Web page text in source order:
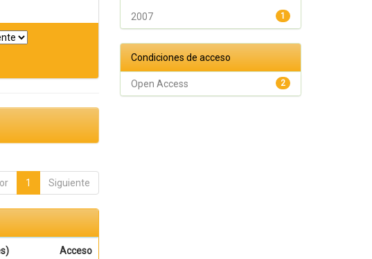
1 Siguiente
Acceso
1
2007
Condiciones de acceso
2
Open Access